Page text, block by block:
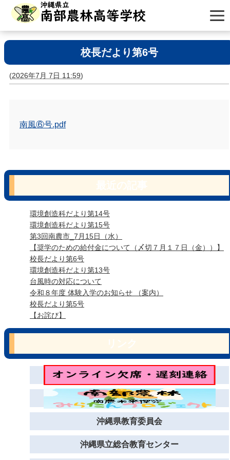
校長だより第6号
(2026年7月 7日 11:59)
南風⑥号.pdf
環境創造科だより第14号
環境創造科だより第15号
第3回南農市_7月15日（水）
【奨学のための給付金について（〆切７月１７日（金））】
校長だより第6号
環境創造科だより第13号
台風時の対応について
令和８年度 体験入学のお知らせ （案内）
校長だより第5号
【お詫び】
沖縄県教育委員会
沖縄県立総合教育センター